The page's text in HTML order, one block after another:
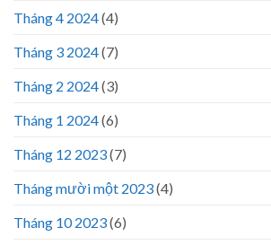
Tháng 4 2024(4)
Tháng 3 2024(7)
Tháng 2 2024(3)
Tháng 1 2024(6)
Tháng 12 2023(7)
Tháng mười một 2023(4)
Tháng 10 2023(6)